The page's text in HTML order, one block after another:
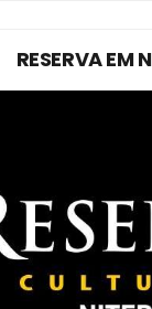
RESERVA EM